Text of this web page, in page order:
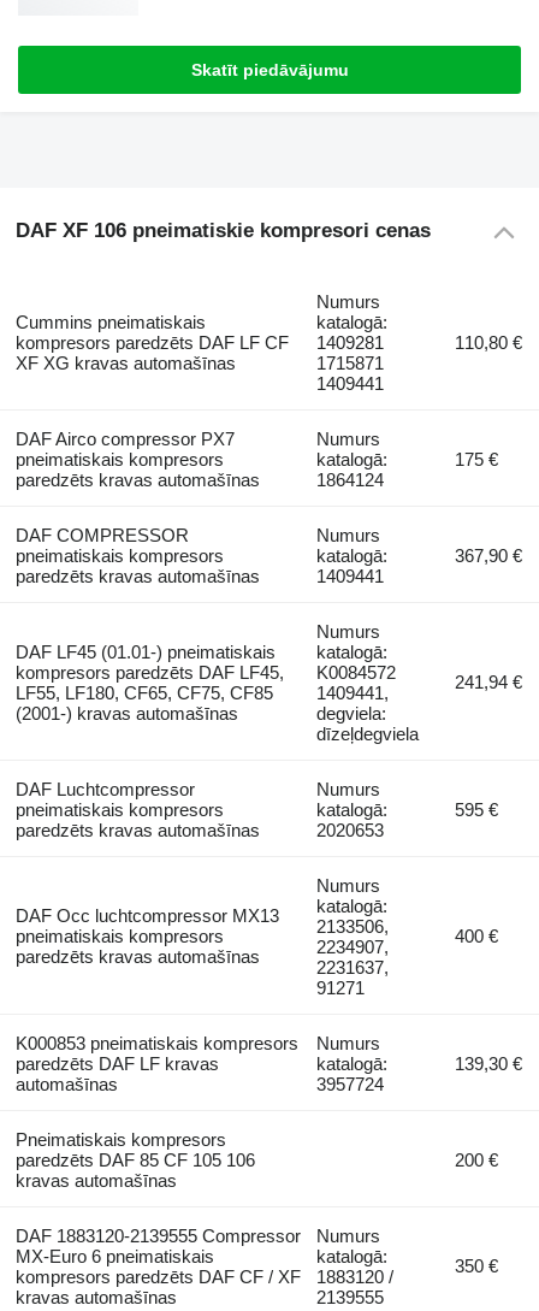
Skatīt piedāvājumu
DAF XF 106 pneimatiskie kompresori cenas
Cummins pneimatiskais
kompresors paredzēts DAF LF CF
XF XG kravas automašīnas
Numurs
katalogā:
1409281
1715871
1409441
110,80 €
DAF Airco compressor PX7
pneimatiskais kompresors
paredzēts kravas automašīnas
Numurs
katalogā:
1864124
175 €
DAF COMPRESSOR
pneimatiskais kompresors
paredzēts kravas automašīnas
Numurs
katalogā:
1409441
367,90 €
DAF LF45 (01.01-) pneimatiskais
kompresors paredzēts DAF LF45,
LF55, LF180, CF65, CF75, CF85
(2001-) kravas automašīnas
Numurs
katalogā:
K0084572
1409441,
degviela:
dīzeļdegviela
241,94 €
DAF Luchtcompressor
pneimatiskais kompresors
paredzēts kravas automašīnas
Numurs
katalogā:
2020653
595 €
DAF Occ luchtcompressor MX13
pneimatiskais kompresors
paredzēts kravas automašīnas
Numurs
katalogā:
2133506,
2234907,
2231637,
91271
400 €
K000853 pneimatiskais kompresors
paredzēts DAF LF kravas
automašīnas
Numurs
katalogā:
3957724
139,30 €
Pneimatiskais kompresors
paredzēts DAF 85 CF 105 106
kravas automašīnas
200 €
DAF 1883120-2139555 Compressor
MX-Euro 6 pneimatiskais
kompresors paredzēts DAF CF / XF
kravas automašīnas
Numurs
katalogā:
1883120 /
2139555
350 €